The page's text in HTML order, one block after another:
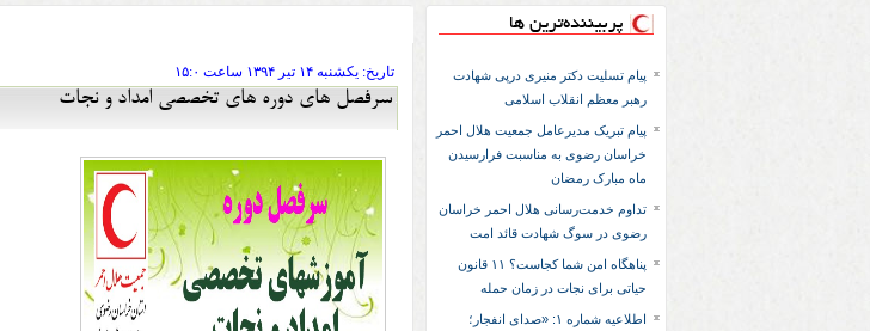
پربیننده‌ترین ها
پیام تسلیت دکتر منیری درپی شهادت
رهبر معظم انقلاب اسلامی
پیام تبریک مدیرعامل جمعیت هلال احمر
خراسان رضوی به مناسبت فرارسیدن
ماه مبارک رمضان
تداوم خدمت‌رسانی هلال احمر خراسان
رضوی در سوگ شهادت قائد امت
پناهگاه امن شما کجاست؟ ۱۱ قانون
حیاتی برای نجات در زمان حمله
اطلاعیه شماره ۱: «صدای انفجار؛
تاريخ: ۱۳۹۴ يکشنبه ۱۴ تير ساعت ۱۵:۰
سرفصل های دوره های تخصصی امداد و نجات